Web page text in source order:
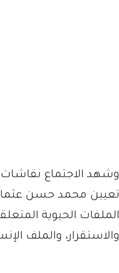
وشهد الاجتماع
تعيين محمد حسن
الملفات الحيوية
والاستقرار، والملف